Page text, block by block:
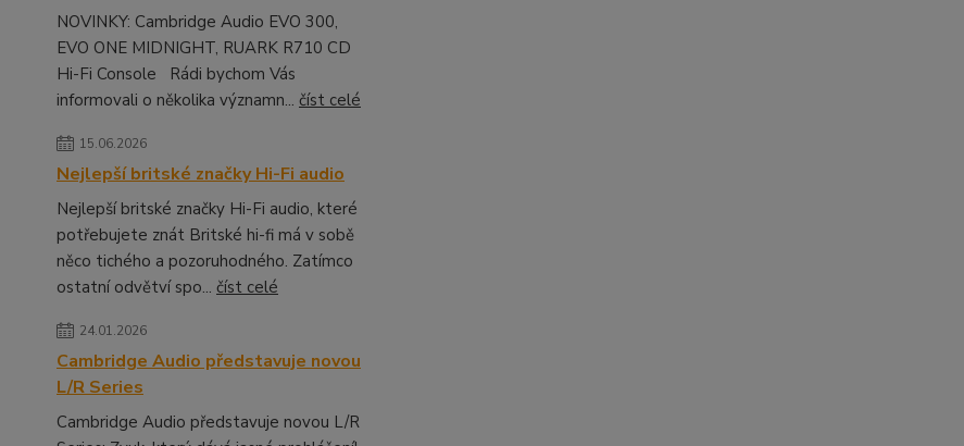
NOVINKY: Cambridge Audio EVO 300,
EVO ONE MIDNIGHT, RUARK R710 CD
Hi-Fi Console Rádi bychom Vás
informovali o několika významn... číst celé
15.06.2026
Nejlepší britské značky Hi-Fi audio
Nejlepší britské značky Hi-Fi audio, které
potřebujete znát Britské hi-fi má v sobě
něco tichého a pozoruhodného. Zatímco
ostatní odvětví spo... číst celé
24.01.2026
Cambridge Audio představuje novou
L/R Series
Cambridge Audio představuje novou L/R